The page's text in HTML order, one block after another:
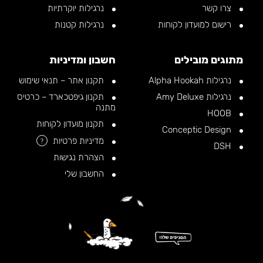
צרו קשר
רישום למועדון לקוחות
נרגילות יוקרתיות
נרגילות קטנות
מתוגים מובילים
נרגילות Alpha Hookah
נרגילות Amy Deluxe
חשבון ומדיניות
תקנון אתר – תנאי שימוש
תקנון גיפטכארד – כרטיס
מתנה
תקנון מועדון לקוחות
מדיניות פרטיות
?
הצהרת נגישות
החשבון שלי